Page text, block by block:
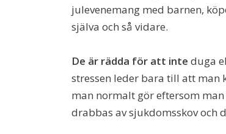
julevenemang med barnen,
själva och så vidare.
De är rädda för att inte duga
stressen leder bara till att man
man normalt gör eftersom
drabbas av sjukdomsskov och